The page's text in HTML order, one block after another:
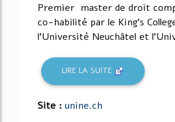
Premier master de droit
co-habilité par le King's
l'Université Neuchâtel et
LIRE LA SUITE
Site : unine.ch